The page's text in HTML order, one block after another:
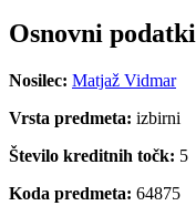
Osnovni podatki
Nosilec: Matjaž Vidmar
Vrsta predmeta: izbirni
Število kreditnih točk: 5
Koda predmeta: 64875